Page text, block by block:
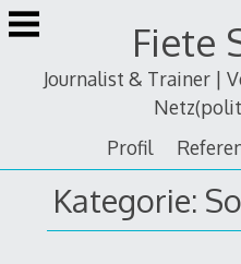
Zum
Inhalt
Fiete
Journalist & Trainer |
Profil
Kategorie: